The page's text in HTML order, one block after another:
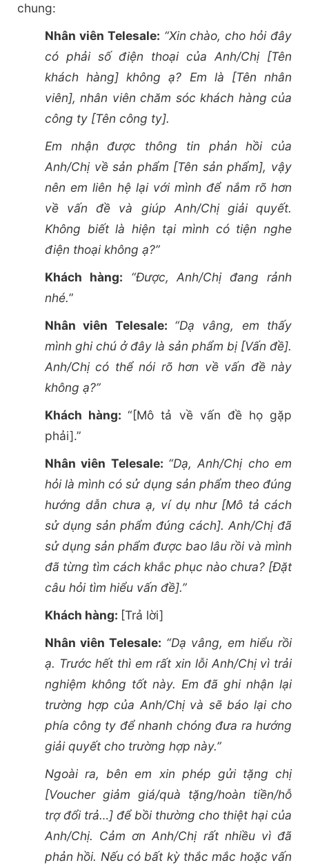
chung:
Nhân viên Telesale: “Xin chào, cho hỏi đây
có phải số điện thoại của Anh/Chị [Tên
khách hàng] không ạ? Em là [Tên nhân
viên], nhân viên chăm sóc khách hàng của
công ty [Tên công ty].
Em nhận được thông tin phản hồi của
Anh/Chị về sản phẩm [Tên sản phẩm], vậy
nên em liên hệ lại với mình để nắm rõ hơn
về vấn đề và giúp Anh/Chị giải quyết.
Không biết là hiện tại mình có tiện nghe
điện thoại không ạ?”
Khách hàng:
“Được, Anh/Chị đang rảnh
nhé.”
Nhân viên Telesale: “Dạ vâng, em thấy
mình ghi chú ở đây là sản phẩm bị [Vấn đề].
Anh/Chị có thể nói rõ hơn về vấn đề này
không ạ?”
Khách hàng:“[Mô tả về vấn đề họ gặp
phải].”
Nhân viên Telesale: “Dạ, Anh/Chị cho em
hỏi là mình có sử dụng sản phẩm theo đúng
hướng dẫn chưa ạ, ví dụ như [Mô tả cách
sử dụng sản phẩm đúng cách]. Anh/Chị đã
sử dụng sản phẩm được bao lâu rồi và mình
đã từng tìm cách khắc phục nào chưa? [Đặt
câu hỏi tìm hiểu vấn đề].”
Khách hàng: [Trả lời]
Nhân viên Telesale: “Dạ vâng, em hiểu rồi
ạ. Trước hết thì em rất xin lỗi Anh/Chị vì trải
nghiệm không tốt này. Em đã ghi nhận lại
trường hợp của Anh/Chị và sẽ báo lại cho
phía công ty để nhanh chóng đưa ra hướng
giải quyết cho trường hợp này.”
Ngoài ra, bên em xin phép gửi tặng chị
[Voucher giảm giá/quà tặng/hoàn tiền/hỗ
trợ đổi trả…] để bồi thường cho thiệt hại của
Anh/Chị. Cảm ơn Anh/Chị rất nhiều vì đã
phản hồi. Nếu có bất kỳ thắc mắc hoặc vấn